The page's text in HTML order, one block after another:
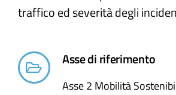
traffico ed severità degli
Asse di riferimento
Asse 2 Mobilità